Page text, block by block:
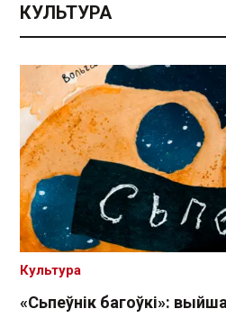
КУЛЬТУРА
«Сьпеўнік багоўкі»:
Культура